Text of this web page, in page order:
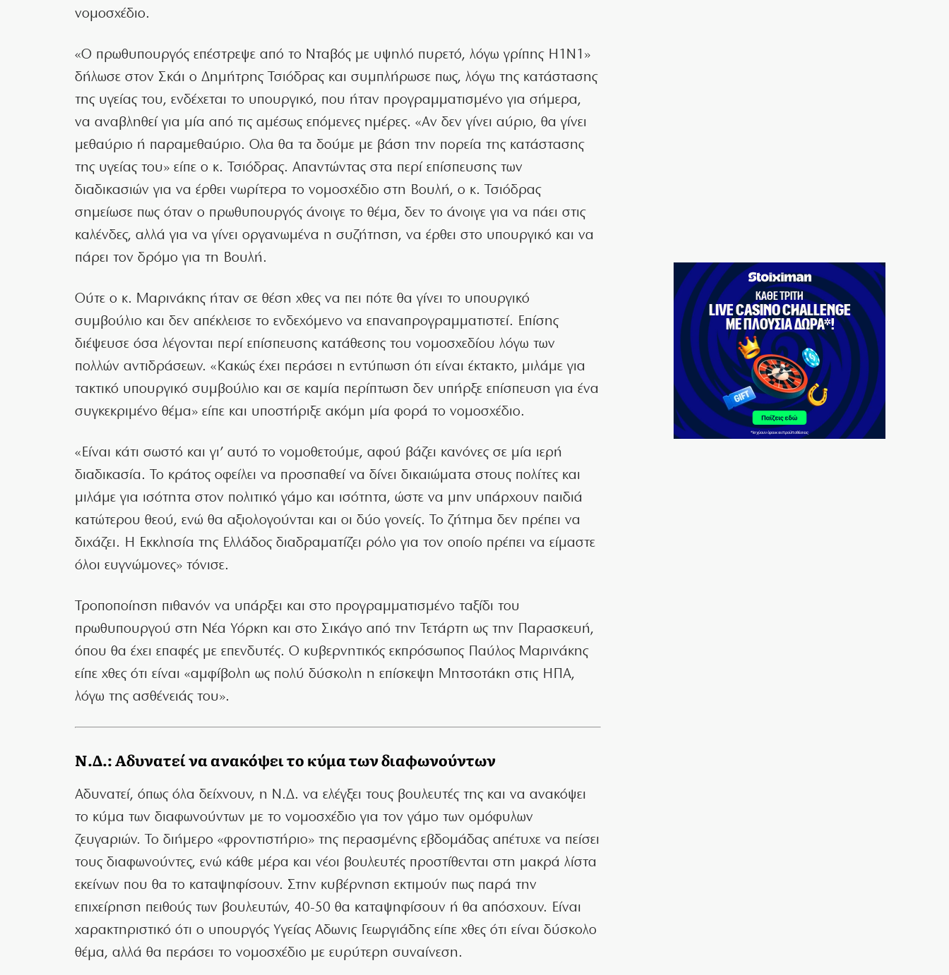
νομοσχέδιο.
«O πρωθυπουργός επέστρεψε από το Νταβός με υψηλό πυρετό, λόγω γρίπης Η1Ν1»
δήλωσε στον Σκάι ο Δημήτρης Τσιόδρας και συμπλήρωσε πως, λόγω της κατάστασης
της υγείας του, ενδέχεται το υπουργικό, που ήταν προγραμματισμένο για σήμερα,
να αναβληθεί για μία από τις αμέσως επόμενες ημέρες. «Αν δεν γίνει αύριο, θα γίνει
μεθαύριο ή παραμεθαύριο. Ολα θα τα δούμε με βάση την πορεία της κατάστασης
της υγείας του» είπε ο κ. Τσιόδρας. Απαντώντας στα περί επίσπευσης των
διαδικασιών για να έρθει νωρίτερα το νομοσχέδιο στη Βουλή, ο κ. Τσιόδρας
σημείωσε πως όταν ο πρωθυπουργός άνοιγε το θέμα, δεν το άνοιγε για να πάει στις
καλένδες, αλλά για να γίνει οργανωμένα η συζήτηση, να έρθει στο υπουργικό και να
πάρει τον δρόμο για τη Βουλή.
Ούτε ο κ. Μαρινάκης ήταν σε θέση χθες να πει πότε θα γίνει το υπουργικό
συμβούλιο και δεν απέκλεισε το ενδεχόμενο να επαναπρογραμματιστεί. Επίσης
διέψευσε όσα λέγονται περί επίσπευσης κατάθεσης του νομοσχεδίου λόγω των
πολλών αντιδράσεων. «Κακώς έχει περάσει η εντύπωση ότι είναι έκτακτο, μιλάμε για
τακτικό υπουργικό συμβούλιο και σε καμία περίπτωση δεν υπήρξε επίσπευση για ένα
συγκεκριμένο θέμα» είπε και υποστήριξε ακόμη μία φορά το νομοσχέδιο.
«Είναι κάτι σωστό και γι’ αυτό το νομοθετούμε, αφού βάζει κανόνες σε μία ιερή
διαδικασία. Το κράτος οφείλει να προσπαθεί να δίνει δικαιώματα στους πολίτες και
μιλάμε για ισότητα στον πολιτικό γάμο και ισότητα, ώστε να μην υπάρχουν παιδιά
κατώτερου θεού, ενώ θα αξιολογούνται και οι δύο γονείς. Το ζήτημα δεν πρέπει να
διχάζει. Η Εκκλησία της Ελλάδος διαδραματίζει ρόλο για τον οποίο πρέπει να είμαστε
όλοι ευγνώμονες» τόνισε.
Τροποποίηση πιθανόν να υπάρξει και στο προγραμματισμένο ταξίδι του
πρωθυπουργού στη Νέα Υόρκη και στο Σικάγο από την Τετάρτη ως την Παρασκευή,
όπου θα έχει επαφές με επενδυτές. Ο κυβερνητικός εκπρόσωπος Παύλος Μαρινάκης
είπε χθες ότι είναι «αμφίβολη ως πολύ δύσκολη η επίσκεψη Μητσοτάκη στις ΗΠΑ,
λόγω της ασθένειάς του».
Ν.Δ.: Αδυνατεί να ανακόψει το κύμα των διαφωνούντων
Αδυνατεί, όπως όλα δείχνουν, η Ν.Δ. να ελέγξει τους βουλευτές της και να ανακόψει
το κύμα των διαφωνούντων με το νομοσχέδιο για τον γάμο των ομόφυλων
ζευγαριών. Το διήμερο «φροντιστήριο» της περασμένης εβδομάδας απέτυχε να πείσει
τους διαφωνούντες, ενώ κάθε μέρα και νέοι βουλευτές προστίθενται στη μακρά λίστα
εκείνων που θα το καταψηφίσουν. Στην κυβέρνηση εκτιμούν πως παρά την
επιχείρηση πειθούς των βουλευτών, 40-50 θα καταψηφίσουν ή θα απόσχουν. Είναι
χαρακτηριστικό ότι ο υπουργός Υγείας Αδωνις Γεωργιάδης είπε χθες ότι είναι δύσκολο
θέμα, αλλά θα περάσει το νομοσχέδιο με ευρύτερη συναίνεση.
διαχείριση
7|08|2026 | 21:30
Χανιά: Αναστέλλονται τα τακτικά ραντεβού
αγγειοχειρουργού λόγω κλοπής
7|08|2026 | 21:20
Εμφύλιος στις λαϊκές αγορές
7|08|2026 | 21:10
Ασύστολο… πρωθυπουργικό δούλεμα
πάνω στις στάχτες της Αττικής